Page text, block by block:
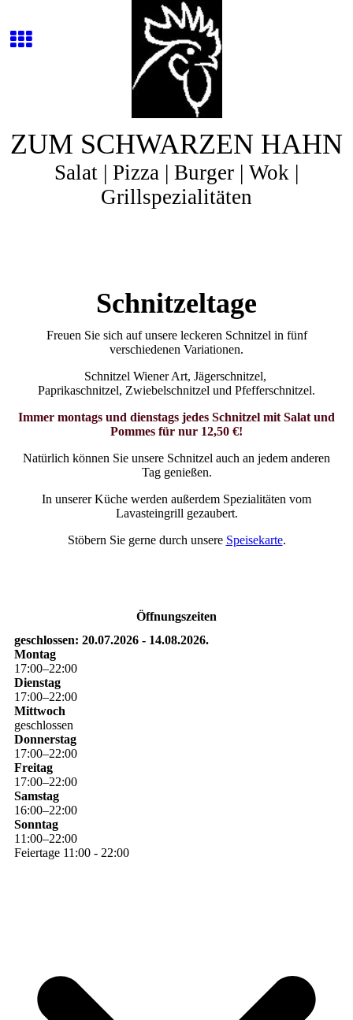
ZUM SCHWARZEN HAHN
Salat | Pizza | Burger | Wok |
Grillspezialitäten
Schnitzeltage
Freuen Sie sich auf unsere leckeren Schnitzel in fünf
verschiedenen Variationen.
Schnitzel Wiener Art, Jägerschnitzel,
Paprikaschnitzel, Zwiebelschnitzel und Pfefferschnitzel.
Immer montags und dienstags jedes Schnitzel mit Salat und
Pommes für nur 12,50 €!
Natürlich können Sie unsere Schnitzel auch an jedem anderen
Tag genießen.
In unserer Küche werden außerdem Spezialitäten vom
Lavasteingrill gezaubert.
Stöbern Sie gerne durch unsere Speisekarte.
Öffnungszeiten
geschlossen: 20.07.2026 - 14.08.2026.
Montag
17:00–22:00
Dienstag
17:00–22:00
Mittwoch
geschlossen
Donnerstag
17:00–22:00
Freitag
17:00–22:00
Samstag
16:00–22:00
Sonntag
11 :00–22:00
Feiertage 11:00 - 22:00